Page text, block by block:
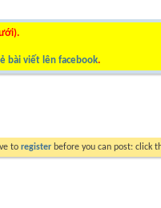
bài viết lên facebook.
to register before you can post: click